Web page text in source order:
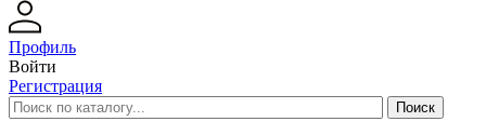
Профиль
Войти
Регистрация